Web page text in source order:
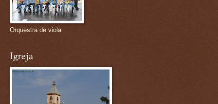
Orquestra de viola
Igreja